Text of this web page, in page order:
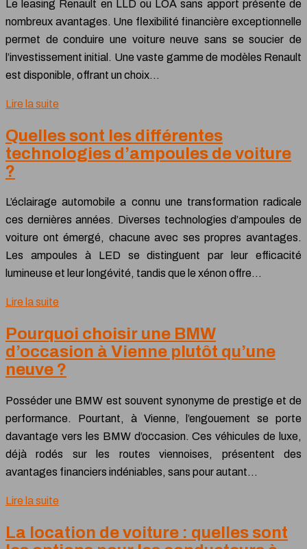
Le leasing Renault en LLD ou LOA sans apport présente de
nombreux avantages. Une flexibilité financière exceptionnelle
permet de conduire une voiture neuve sans se soucier de
l’investissement initial. Une vaste gamme de modèles Renault
est disponible, offrant un choix…
Lire la suite
Quelles sont les différentes
technologies d’ampoules de voiture
?
L’éclairage automobile a connu une transformation radicale
ces dernières années. Diverses technologies d’ampoules de
voiture ont émergé, chacune avec ses propres avantages.
Les ampoules à LED se distinguent par leur efficacité
lumineuse et leur longévité, tandis que le xénon offre…
Lire la suite
Pourquoi choisir une BMW
d’occasion à Vienne plutôt qu’une
neuve ?
Posséder une BMW est souvent synonyme de prestige et de
performance. Pourtant, à Vienne, l’engouement se porte
davantage vers les BMW d’occasion. Ces véhicules de luxe,
déjà rodés sur les routes viennoises, présentent des
avantages financiers indéniables, sans pour autant…
Lire la suite
La location de voiture : quelles sont